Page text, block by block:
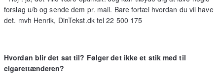
forslag u/b og sende dem pr. mail. Bare fortæl hvordan du vil have
det. mvh Henrik, DinTekst.dk tel 22 500 175
Hvordan blir det sat til? Følger det ikke et stik med til
cigarettænderen?